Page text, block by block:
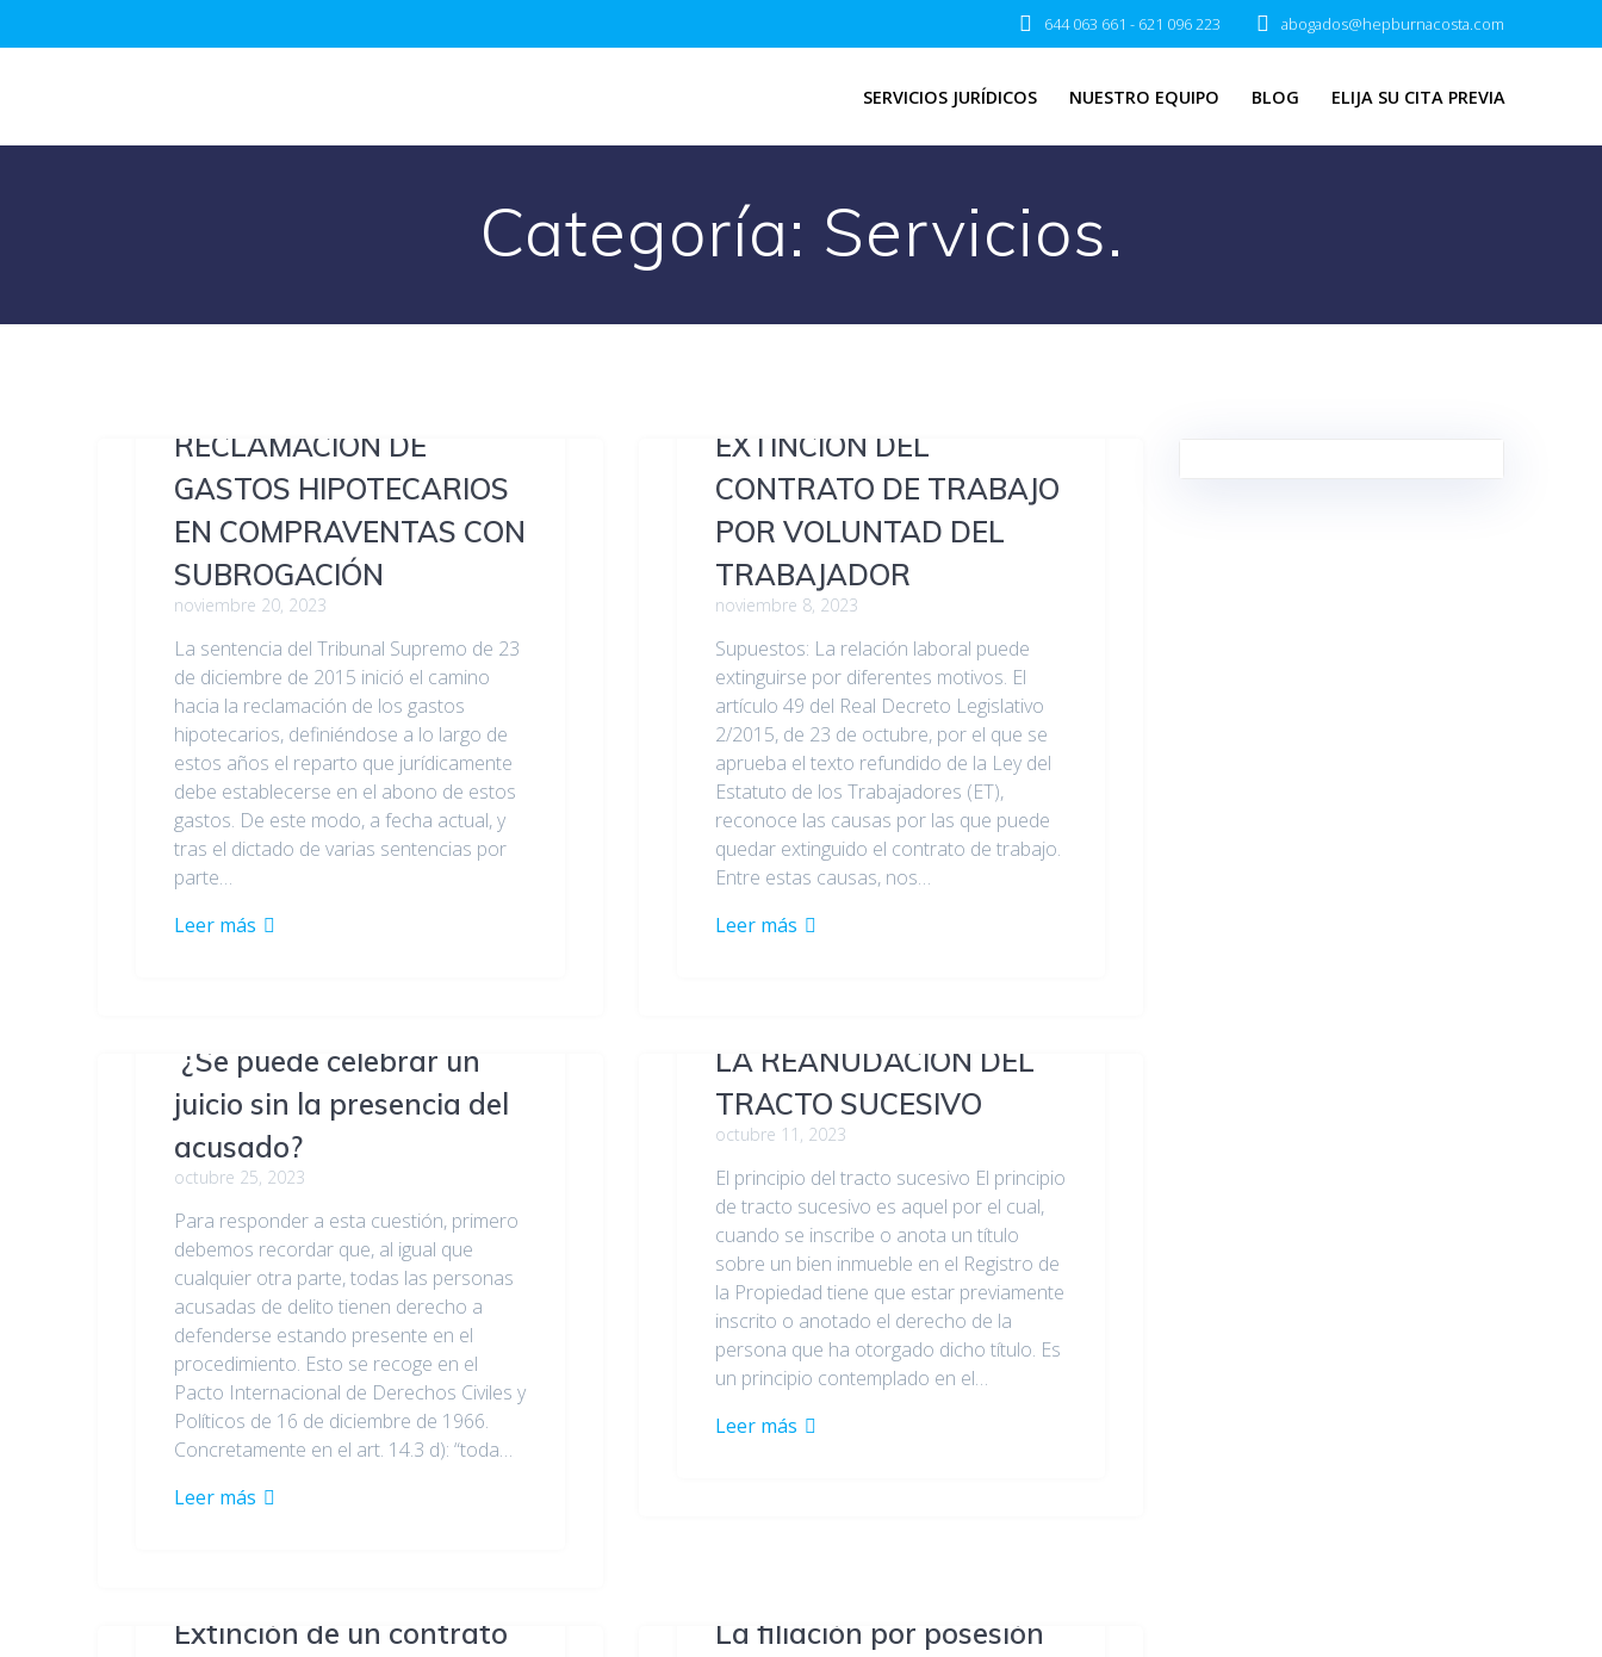
al
644 063 661 - 621 096 223 abogados@hepburnacosta.com
SERVICIOS JURÍDICOS NUESTRO EQUIPO BLOG ELIJA SU CITA PREVIA
Categoría: Servicios.
RECLAMACIÓN DE
GASTOS HIPOTECARIOS
EN COMPRAVENTAS CON
SUBROGACIÓN
noviembre 20, 2023
La sentencia del Tribunal Supremo de 23
de diciembre de 2015 inició el camino
hacia la reclamación de los gastos
hipotecarios, definiéndose a lo largo de
estos años el reparto que jurídicamente
debe establecerse en el abono de estos
gastos. De este modo, a fecha actual, y
tras el dictado de varias sentencias por
parte…
Leer más
EXTINCIÓN DEL
CONTRATO DE TRABAJO
POR VOLUNTAD DEL
TRABAJADOR
noviembre 8, 2023
Supuestos: La relación laboral puede
extinguirse por diferentes motivos. El
artículo 49 del Real Decreto Legislativo
2/2015, de 23 de octubre, por el que se
aprueba el texto refundido de la Ley del
Estatuto de los Trabajadores (ET),
reconoce las causas por las que puede
quedar extinguido el contrato de trabajo.
Entre estas causas, nos…
Leer más
¿Se puede celebrar un
juicio sin la presencia del
acusado?
octubre 25, 2023
Para responder a esta cuestión, primero
debemos recordar que, al igual que
cualquier otra parte, todas las personas
acusadas de delito tienen derecho a
defenderse estando presente en el
procedimiento. Esto se recoge en el
Pacto Internacional de Derechos Civiles y
Políticos de 16 de diciembre de 1966.
Concretamente en el art. 14.3 d): “toda…
Leer más
LA REANUDACIÓN DEL
TRACTO SUCESIVO
octubre 11, 2023
El principio del tracto sucesivo El principio
de tracto sucesivo es aquel por el cual,
cuando se inscribe o anota un título
sobre un bien inmueble en el Registro de
la Propiedad tiene que estar previamente
inscrito o anotado el derecho de la
persona que ha otorgado dicho título. Es
un principio contemplado en el…
Leer más
Extinción de un contrato
La filiación por posesión